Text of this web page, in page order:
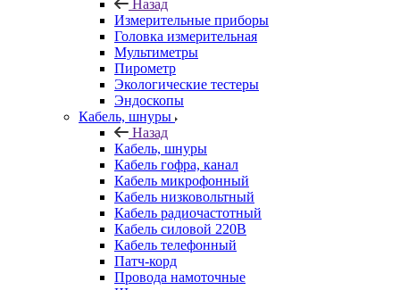
Назад
Измерительные приборы
Головка измерительная
Мультиметры
Пирометр
Экологические тестеры
Эндоскопы
Кабель, шнуры
Назад
Кабель, шнуры
Кабель гофра, канал
Кабель микрофонный
Кабель низковольтный
Кабель радиочастотный
Кабель силовой 220В
Кабель телефонный
Патч-корд
Провода намоточные